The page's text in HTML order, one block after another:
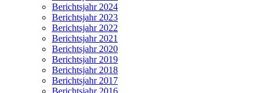
Berichtsjahr 2024
Berichtsjahr 2023
Berichtsjahr 2022
Berichtsjahr 2021
Berichtsjahr 2020
Berichtsjahr 2019
Berichtsjahr 2018
Berichtsjahr 2017
Berichtsjahr 2016